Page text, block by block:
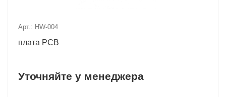
Арт.: HW-004
плата PCB
Уточняйте у менеджера